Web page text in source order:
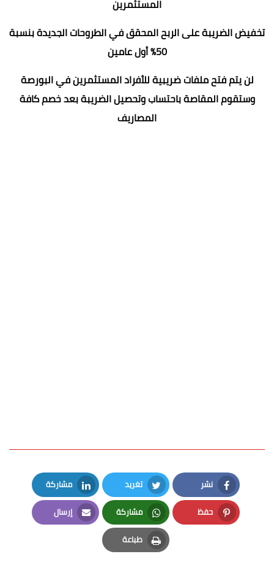
المستثمرين
تخفيض الضريبة على الربح المحقق في الطروحات الجديدة بنسبة
50% أول عامين
لن يتم فتح ملفات ضريبية للأفراد المستثمرين في البورصة
وستقوم المقاصة باحتساب وتحصيل الضريبة بعد خصم كافة
المصاريف
نشر
Facebook
تغريد
Twitter
مشاركة
LinkedIn
حفظ
Pinterest
مشاركة
Whatsapp
إرسال
Email
طباعة
Print